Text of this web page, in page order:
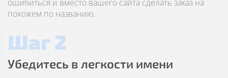
ошибиться и вместо вашего сайта сделать заказ на
похожем по названию.
Шаг 2
Убедитесь в легкости имени